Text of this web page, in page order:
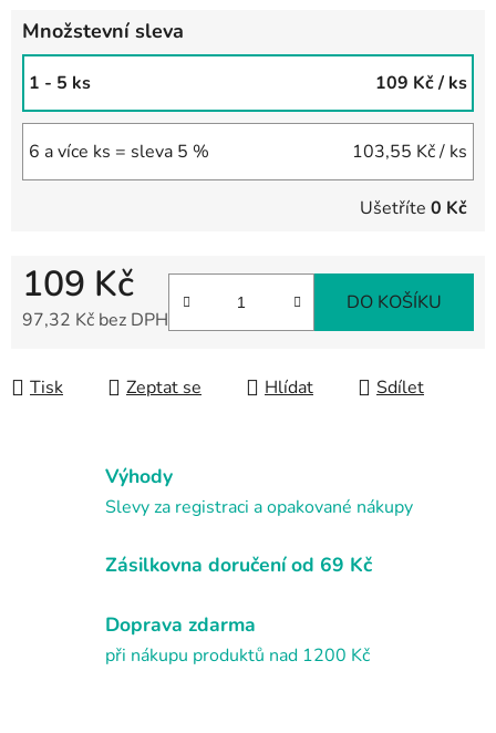
Množstevní sleva
1 - 5 ks 109 Kč/ ks
6 a více ks = sleva 5 % 103,55 Kč/ ks
Ušetříte 0 Kč
109 Kč
97,32 Kč bez DPH
DO KOŠÍKU
Tisk Zeptat se Hlídat Sdílet
Výhody
Slevy za registraci a opakované nákupy
Zásilkovna doručení od 69 Kč
Doprava zdarma
při nákupu produktů nad 1200 Kč